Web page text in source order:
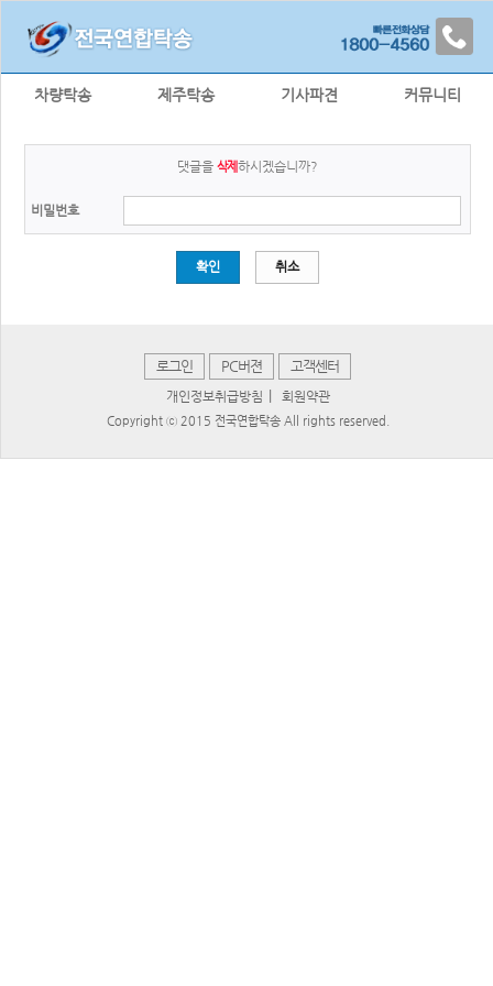
차량탁송 제주탁송 기사파견 커뮤니티
댓글을삭제 하시겠습니까?
비밀번호
확인 취소
로그인 PC버젼 고객센터
개인정보취급방침 회원약관
Copyright ⓒ 2015 전국연합탁송 All rights reserved.